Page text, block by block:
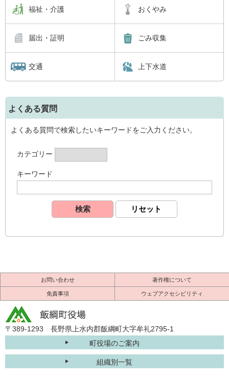
福祉・介護 おくやみ
届出・証明 ごみ収集
交通 上下水道
よくある質問
よくある質問で検索したいキーワードをご入力ください。
カテゴリー
キーワード
お問い合わせ 著作権について
免責事項 ウェブアクセシビリティ
〒389-1293 長野県上水内郡飯綱町大字牟礼2795-1
町役場のご案内
組織別一覧